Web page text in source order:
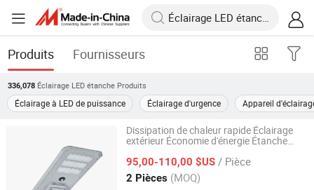
Produits Fournisseurs
336,078 Éclairage LED étanche Produits
Éclairage à LED de puissance Éclairage d'urgence Appareil
Dissipation de chaleur rapide Éclairage
extérieur Économie d'énergie Étanche
solaire en aluminium moulé sous pression
95,00-110,00 $US / Pièce
2 Pièces (MOQ)
Jiangsu Shangying Photoelectric Technology Co., Ltd
Jiangsu, China Depuis 2024